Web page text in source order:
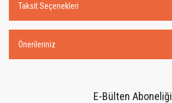
Taksit Seçenekleri
Önerileriniz
E-Bülten Aboneliği